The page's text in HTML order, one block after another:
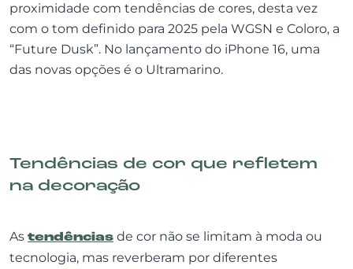
proximidade com tendências de cores, desta vez
com o tom definido para 2025 pela WGSN e Coloro, a
“Future Dusk”. No lançamento do iPhone 16, uma
das novas opções é o Ultramarino.
Tendências de cor que refletem
na decoração
As tendências de cor não se limitam à moda ou
tecnologia, mas reverberam por diferentes